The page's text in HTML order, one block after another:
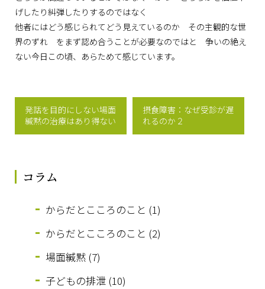
げしたり糾弾したりするのではなく
他者にはどう感じられてどう見えているのか その主観的な世
界のずれ をまず認め合うことが必要なのではと 争いの絶え
ない今日この頃、あらためて感じています。
発話を目的にしない場面
緘黙の治療はあり得ない
摂食障害：なぜ受診が遅
れるのか２
コラム
からだとこころのこと (1)
からだとこころのこと (2)
場面緘黙 (7)
子どもの排泄 (10)